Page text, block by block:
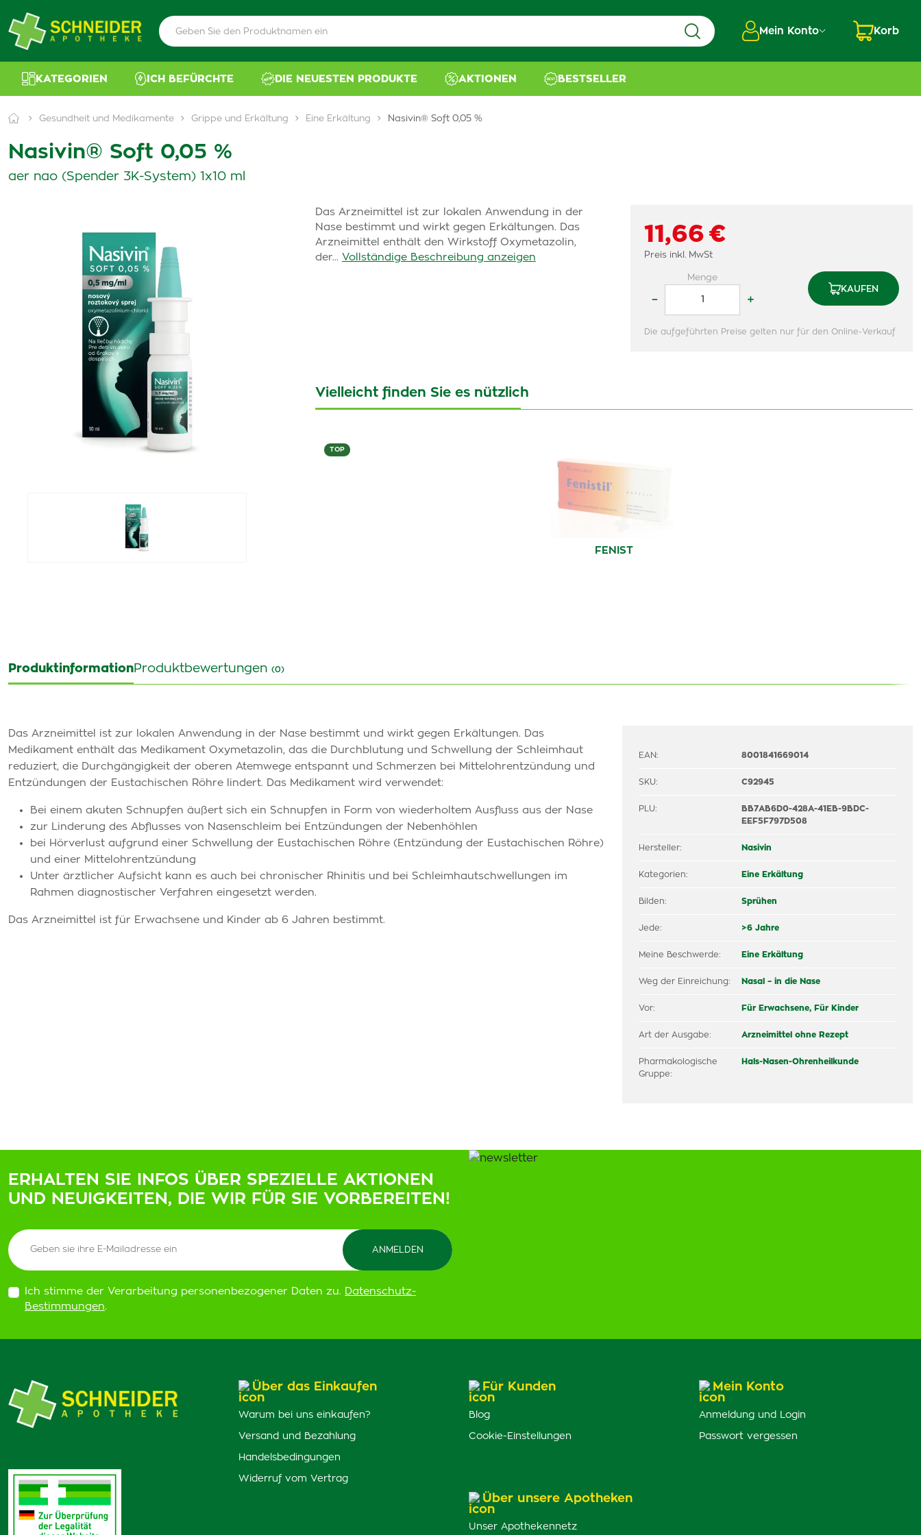
Mein Konto Korb
KATEGORIEN ICH BEFÜRCHTE DIE NEUESTEN PRODUKTE AKTIONEN BESTSELLER
Gesundheit und Medikamente Grippe und Erkältung Eine Erkältung Nasivin® Soft 0,05 %
Nasivin® Soft 0,05 %
aer nao (Spender 3K-System) 1x10 ml
Das Arzneimittel ist zur lokalen Anwendung in der
Nase bestimmt und wirkt gegen Erkältungen. Das
Arzneimittel enthält den Wirkstoff Oxymetazolin,
der... Vollständige Beschreibung anzeigen
11,66 €
Preis inkl. MwSt
Menge
– +
KAUFEN
Die aufgeführten Preise gelten nur für den Online-Verkauf
Vielleicht finden Sie es nützlich
TOP
FENIST
ProduktinformationProduktbewertungen (0)
Das Arzneimittel ist zur lokalen Anwendung in der Nase bestimmt und wirkt gegen Erkältungen. Das
Medikament enthält das Medikament Oxymetazolin, das die Durchblutung und Schwellung der Schleimhaut
reduziert, die Durchgängigkeit der oberen Atemwege entspannt und Schmerzen bei Mittelohrentzündung und
Entzündungen der Eustachischen Röhre lindert. Das Medikament wird verwendet:
Bei einem akuten Schnupfen äußert sich ein Schnupfen in Form von wiederholtem Ausfluss aus der Nase
zur Linderung des Abflusses von Nasenschleim bei Entzündungen der Nebenhöhlen
bei Hörverlust aufgrund einer Schwellung der Eustachischen Röhre (Entzündung der Eustachischen Röhre)
und einer Mittelohrentzündung
Unter ärztlicher Aufsicht kann es auch bei chronischer Rhinitis und bei Schleimhautschwellungen im
Rahmen diagnostischer Verfahren eingesetzt werden.
Das Arzneimittel ist für Erwachsene und Kinder ab 6 Jahren bestimmt.
EAN: 8001841669014
SKU: C92945
PLU:
BB7AB6D0-428A-41EB-9BDC-
EEF5F797D508
Hersteller: Nasivin
Kategorien: Eine Erkältung
Bilden: Sprühen
Jede: >6 Jahre
Meine Beschwerde: Eine Erkältung
Weg der Einreichung: Nasal – in die Nase
Vor: Für Erwachsene, Für Kinder
Art der Ausgabe: Arzneimittel ohne Rezept
Pharmakologische
Gruppe:
Hals-Nasen-Ohrenheilkunde
ERHALTEN SIE INFOS ÜBER SPEZIELLE AKTIONEN
UND NEUIGKEITEN, DIE WIR FÜR SIE VORBEREITEN!
Ich stimme der Verarbeitung personenbezogener Daten zu. Datenschutz-
Bestimmungen.
Über das Einkaufen
Warum bei uns einkaufen?
Versand und Bezahlung
Handelsbedingungen
Widerruf vom Vertrag
Für Kunden
Blog
Cookie-Einstellungen
Über unsere Apotheken
Unser Apothekennetz
Mein Konto
Anmeldung und Login
Passwort vergessen